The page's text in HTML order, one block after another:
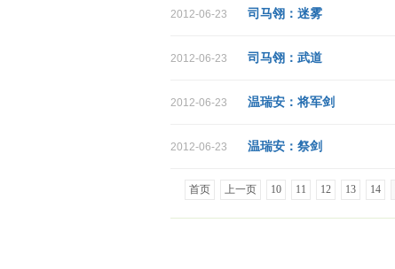
2012-06-23 司马翎：迷雾
2012-06-23 司马翎：武道
2012-06-23 温瑞安：将军剑
2012-06-23 温瑞安：祭剑
首页 上一页 10 11 12 13 14